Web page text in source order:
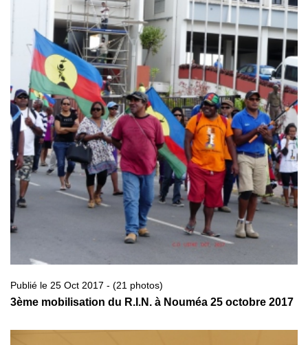
Publié le 25 Oct 2017 - (21 photos)
3ème mobilisation du R.I.N. à Nouméa 25 octobre 2017